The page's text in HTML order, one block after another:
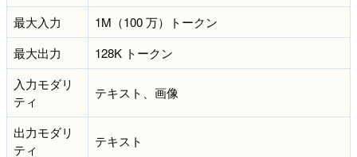
最大入力
1M（100 万）トークン
最大出力
128K トークン
入力モダリ
ティ
テキスト、画像
出力モダリ
ティ
テキスト